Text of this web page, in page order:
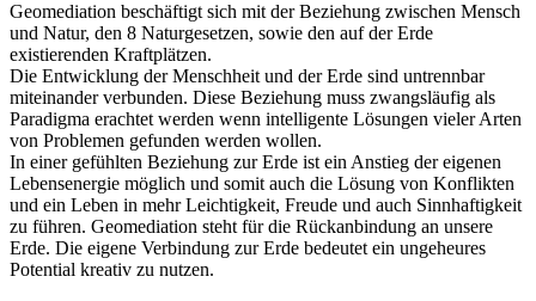
Geomediation beschäftigt sich mit der Beziehung zwischen Mensch
und Natur, den 8 Naturgesetzen, sowie den auf der Erde
existierenden Kraftplätzen.
Die Entwicklung der Menschheit und der Erde sind untrennbar
miteinander verbunden. Diese Beziehung muss zwangsläufig als
Paradigma erachtet werden wenn intelligente Lösungen vieler Arten
von Problemen gefunden werden wollen.
In einer gefühlten Beziehung zur Erde ist ein Anstieg der eigenen
Lebensenergie möglich und somit auch die Lösung von Konflikten
und ein Leben in mehr Leichtigkeit, Freude und auch Sinnhaftigkeit
zu führen. Geomediation steht für die Rückanbindung an unsere
Erde. Die eigene Verbindung zur Erde bedeutet ein ungeheures
Potential kreativ zu nutzen.